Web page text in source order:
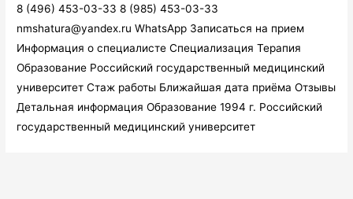
8 (496) 453-03-33 8 (985) 453-03-33
nmshatura@yandex.ru WhatsApp Записаться на прием
Информация о специалисте Специализация Терапия
Образование Российский государственный медицинский
университет Стаж работы Ближайшая дата приёма Отзывы
Детальная информация Образование 1994 г. Российский
государственный медицинский университет